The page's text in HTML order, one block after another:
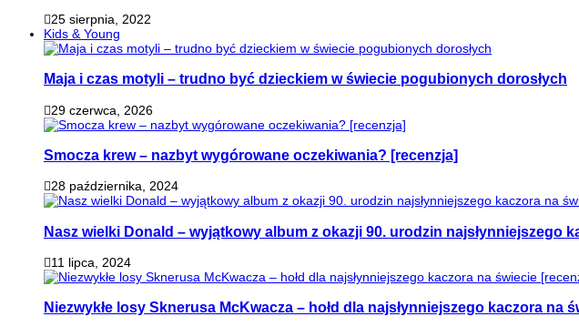
25 sierpnia, 2022
Kids & Young
Maja i czas motyli – trudno być dzieckiem w świecie pogubionych dorosłych
29 czerwca, 2026
Smocza krew – nazbyt wygórowane oczekiwania? [recenzja]
28 października, 2024
Nasz wielki Donald – wyjątkowy album z okazji 90. urodzin najsłynniejszego
11 lipca, 2024
Niezwykłe losy Sknerusa McKwacza – hołd dla najsłynniejszego kaczora na